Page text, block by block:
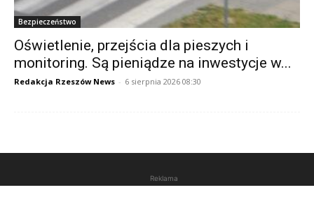
Bezpieczeństwo
Oświetlenie, przejścia dla pieszych i
monitoring. Są pieniądze na inwestycje w...
Redakcja Rzeszów News - 6 sierpnia 2026 08:30
Reklama